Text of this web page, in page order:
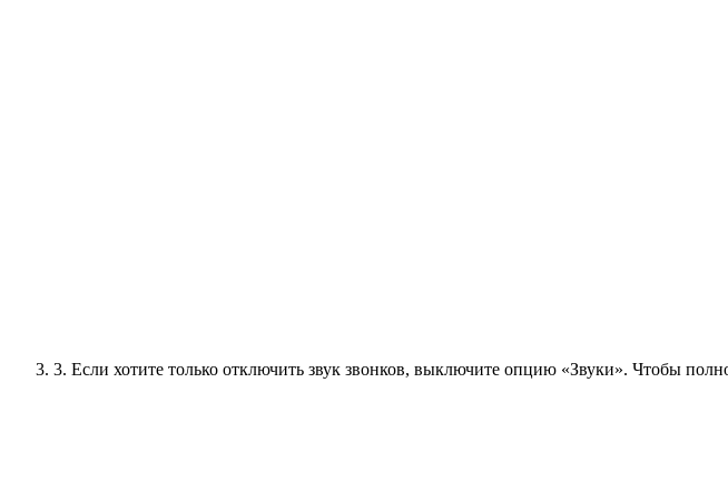
3. Если хотите только отключить звук звонков, выключите опцию «Звуки». Чтобы